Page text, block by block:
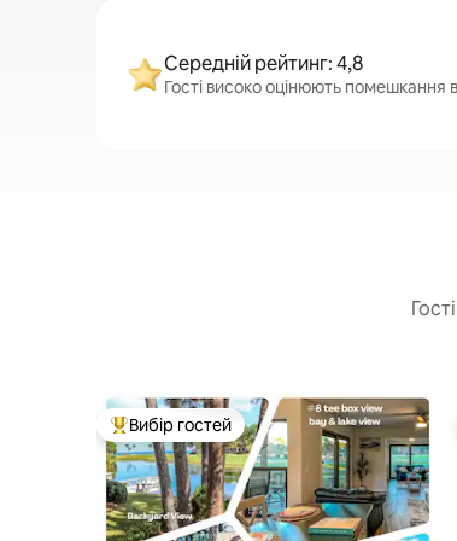
Середній рейтинг: 4,8
Гості високо оцінюють помешкання
Топ вибір гостей
Вибір гостей